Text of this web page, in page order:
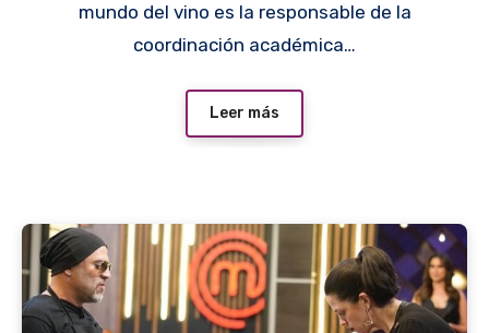
mundo del vino es la responsable de la
coordinación académica…
Leer más